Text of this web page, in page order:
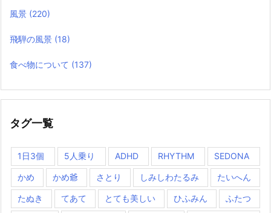
風景 (220)
飛騨の風景 (18)
食べ物について (137)
タグ一覧
1日3個 5人乗り ADHD RHYTHM SEDONA
かめ かめ爺 さとり しみしわたるみ たいへん
たぬき てあて とても美しい ひふみん ふたつ